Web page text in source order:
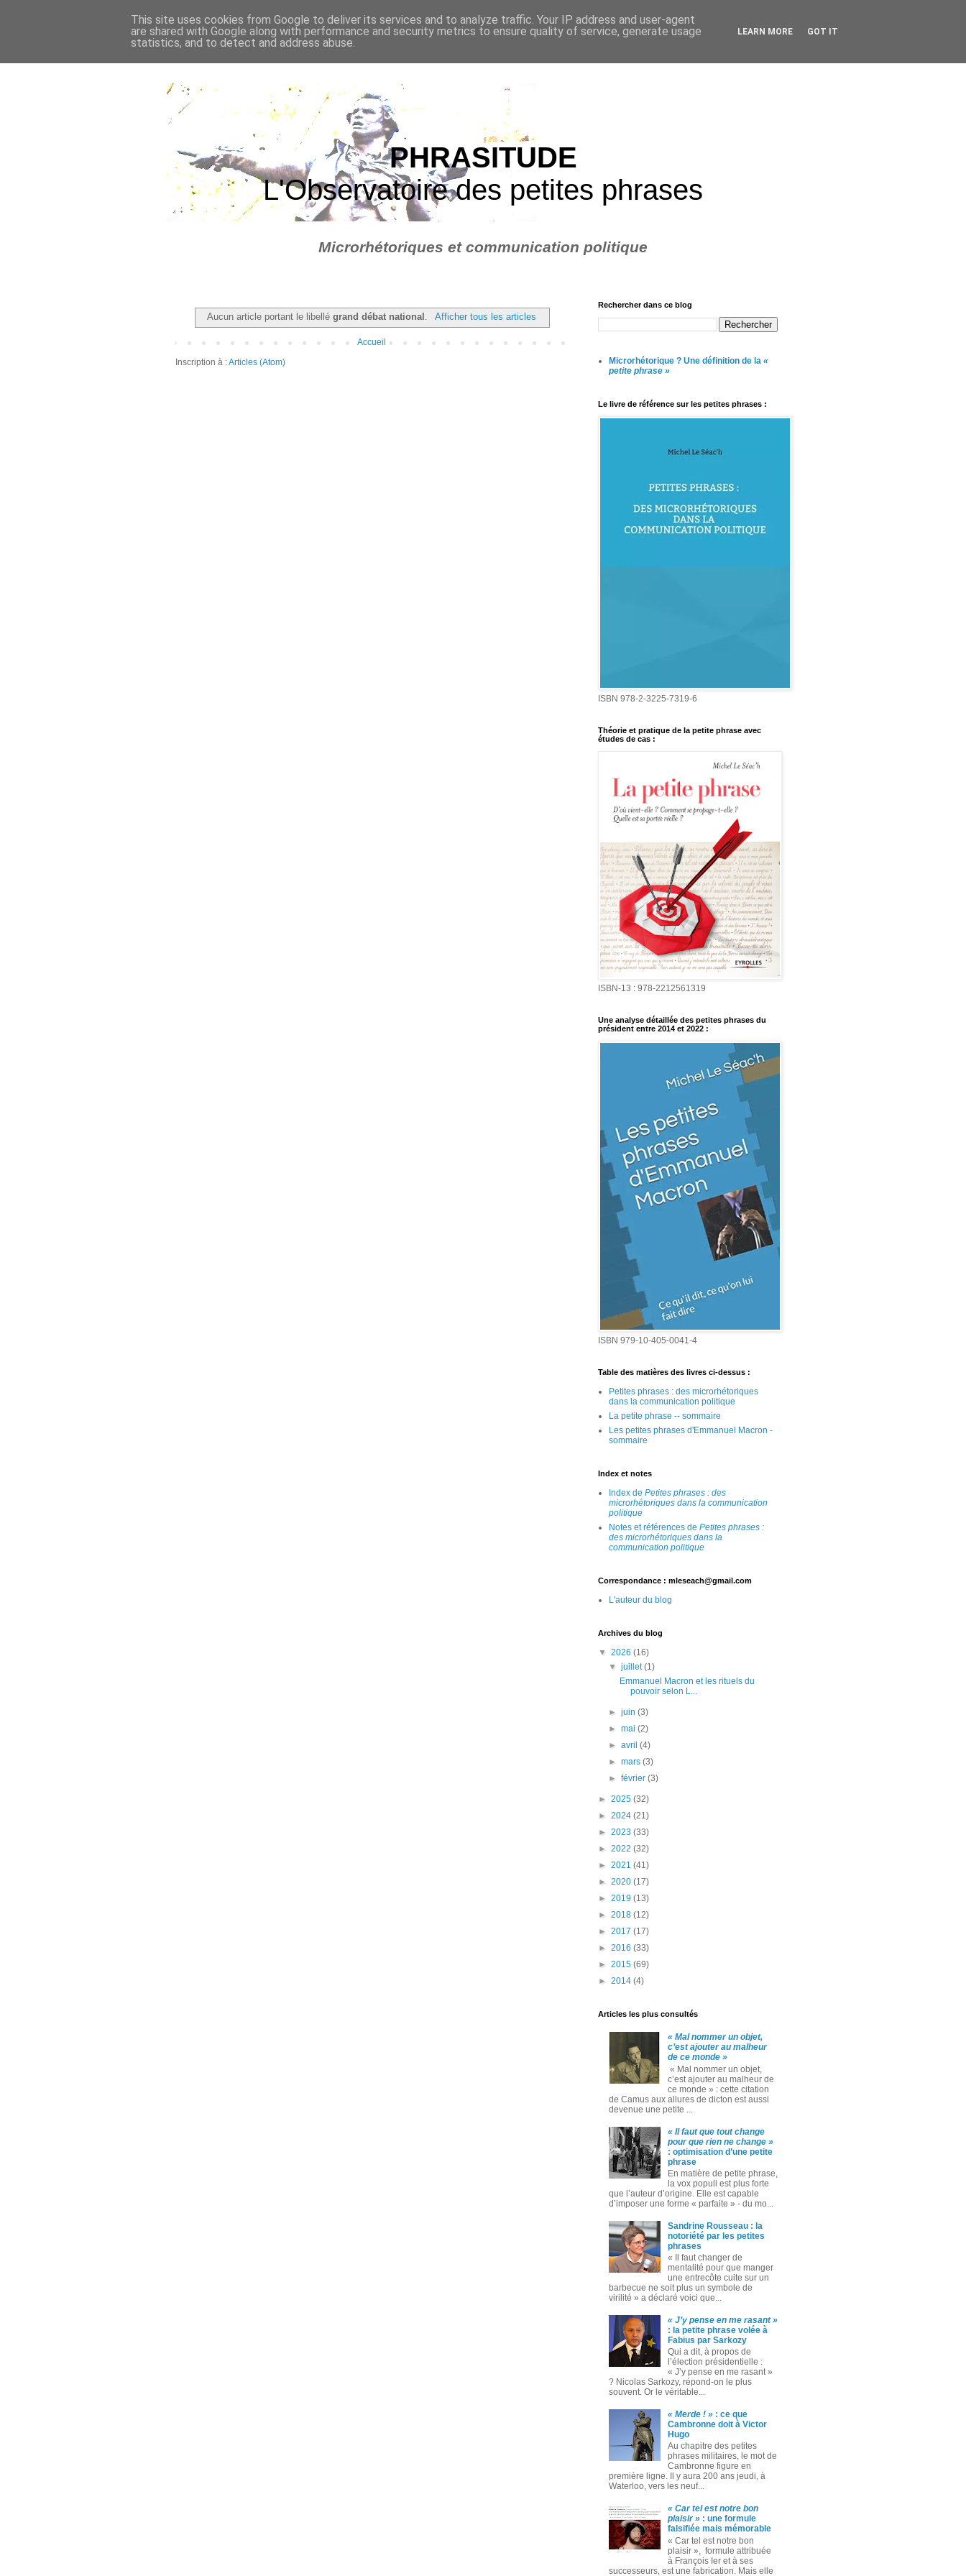
PHRASITUDE
L'Observatoire des petites phrases
Microrhétoriques et communication politique
Aucun article portant le libellégrand débat national Afficher tous les articles
Accueil
Inscription à :Articles (Atom)
Rechercher dans ce blog
Microrhétorique ? Une définition de la «
petite phrase »
Le livre de référence sur les petites phrases :
ISBN 978-2-3225-7319-6
Théorie et pratique de la petite phrase avec
études de cas :
ISBN-13 : 978-2212561319
Une analyse détaillée des petites phrases du
président entre 2014 et 2022 :
ISBN 979-10-405-0041-4
Table des matières des livres ci-dessus :
Petites phrases : des microrhétoriques
dans la communication politique
La petite phrase -- sommaire
Les petites phrases d'Emmanuel Macron -
sommaire
Index et notes
Index de Petites phrases : des
microrhétoriques dans la communication
politique
Notes et références de Petites phrases :
des microrhétoriques dans la
communication politique
Correspondance : mleseach@gmail.com
L'auteur du blog
Archives du blog
▼ 2026 (16)
▼juillet(1)
Emmanuel Macron et les rituels du
pouvoir selon L...
►juin(3)
►mai(2)
►avril(4)
►mars(3)
►février(3)
► 2025 (32)
► 2024 (21)
► 2023 (33)
► 2022 (32)
► 2021 (41)
► 2020 (17)
► 2019 (13)
► 2018 (12)
► 2017 (17)
► 2016 (33)
► 2015 (69)
► 2014 (4)
Articles les plus consultés
« Mal nommer un objet,
c’est ajouter au malheur
de ce monde »
« Mal nommer un objet,
c’est ajouter au malheur de
ce monde » : cette citation
de Camus aux allures de dicton est aussi
devenue une petite ...
« Il faut que tout change
pour que rien ne change »
: optimisation d’une petite
phrase
En matière de petite phrase,
la vox populi est plus forte
que l’auteur d’origine. Elle est capable
d’imposer une forme « parfaite » ‑ du mo...
Sandrine Rousseau : la
notoriété par les petites
phrases
« Il faut changer de
mentalité pour que manger
une entrecôte cuite sur un
barbecue ne soit plus un symbole de
virilité » a déclaré voici que...
« J’y pense en me rasant »
: la petite phrase volée à
Fabius par Sarkozy
Qui a dit, à propos de
l’élection présidentielle :
« J’y pense en me rasant »
? Nicolas Sarkozy, répond-on le plus
souvent. Or le véritable...
« Merde ! »: ce que
Cambronne doit à Victor
Hugo
Au chapitre des petites
phrases militaires, le mot de
Cambronne figure en
première ligne. Il y aura 200 ans jeudi, à
Waterloo, vers les neuf...
« Car tel est notre bon
plaisir »: une formule
falsifiée mais mémorable
« Car tel est notre bon
plaisir », formule attribuée
à François Ier et à ses
successeurs, est une fabrication. Mais elle
This site uses cookies from Google to deliver its services and to analyze traffic. Your IP address and user-agent
are shared with Google along with performance and security metrics to ensure quality of service, generate usage
statistics, and to detect and address abuse.
LEARN MORE GOT IT